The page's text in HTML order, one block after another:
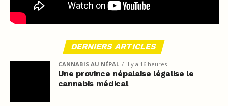
DERNIERS ARTICLES
CANNABIS AU NÉPAL il y a 16 heures
Une province népalaise légalise le
cannabis médical